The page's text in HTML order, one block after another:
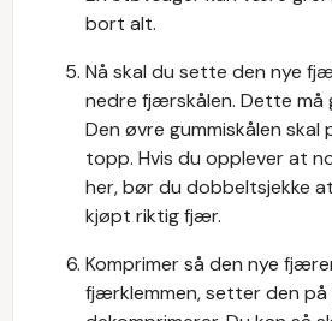
bort alt.
Nå skal du sette den nye
nedre fjærskålen. Dette må
Den øvre gummiskålen
topp. Hvis du opplever at
her, bør du dobbeltsjekke
kjøpt riktig fjær.
Komprimer så den nye
fjærklemmen, setter den på